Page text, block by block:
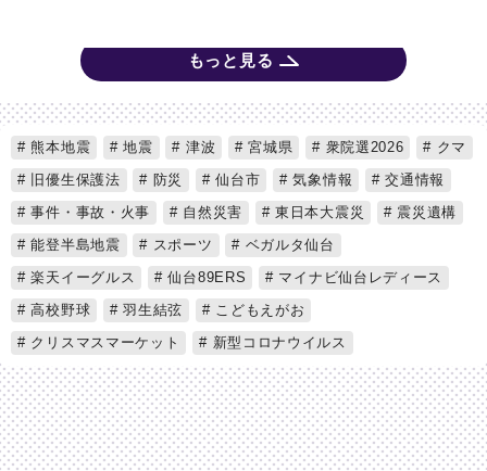
もっと見る
熊本地震 地震 津波 宮城県 衆院選2026
クマ
旧優生保護法
防災 仙台市 気象情報
交通情報
事件・事故・火事
自然災害 東日本大震災
震災遺構
能登半島地震
スポーツ
ベガルタ仙台
楽天イーグルス
仙台89ERS
マイナビ仙台レディース
高校野球
羽生結弦
こどもえがお
クリスマスマーケット
新型コロナウイルス